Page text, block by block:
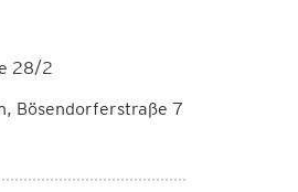
28/2
Bösendorferstraße 7